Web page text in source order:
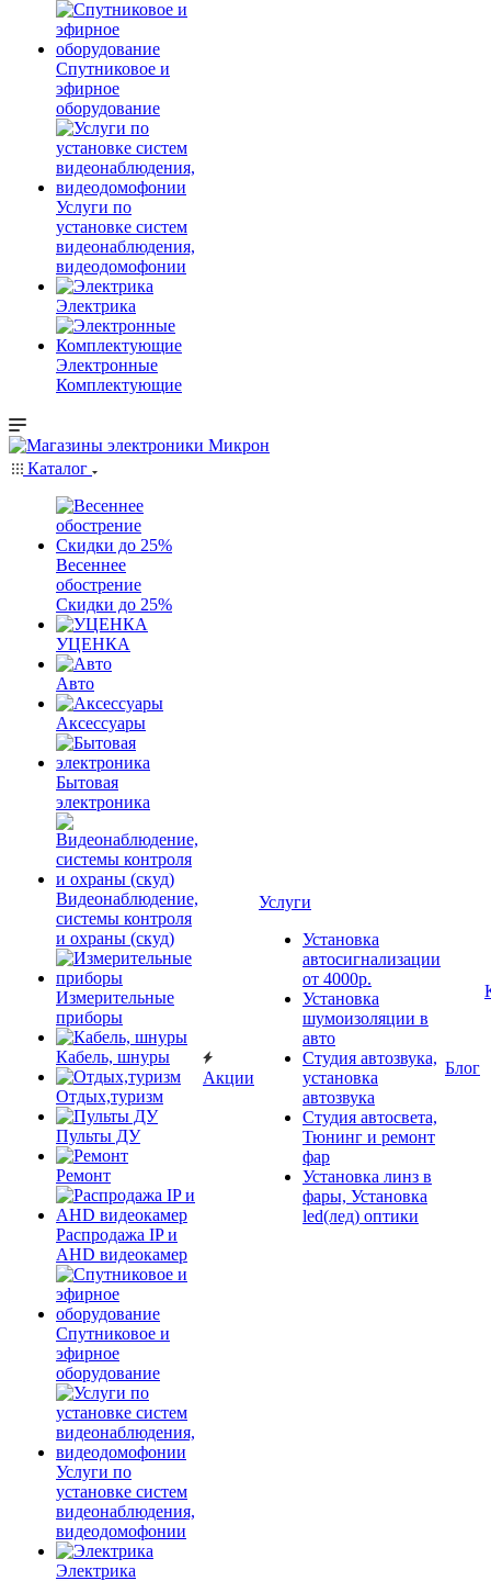
Спутниковое и
эфирное
оборудование
Услуги по
установке систем
видеонаблюдения,
видеодомофонии
Электрика
Электронные
Комплектующие
Каталог
Весеннее
обострение
Скидки до 25%
УЦЕНКА
Авто
Аксессуары
Бытовая
электроника
Видеонаблюдение,
системы контроля
и охраны (скуд)
Измерительные
приборы
Кабель, шнуры
Отдых,туризм
Пульты ДУ
Ремонт
Распродажа IP и
AHD видеокамер
Спутниковое и
эфирное
оборудование
Услуги по
установке систем
видеонаблюдения,
видеодомофонии
Электрика
Акции
Услуги
Установка
автосигнализации
от 4000р.
Установка
шумоизоляции в
авто
Студия автозвука,
установка
автозвука
Студия автосвета,
Тюнинг и ремонт
фар
Установка линз в
фары, Установка
led(лед) оптики
Блог